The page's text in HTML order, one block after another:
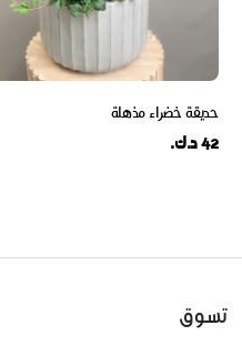
حديقة خضراء مذهلة
42 د.ك.
تسوق